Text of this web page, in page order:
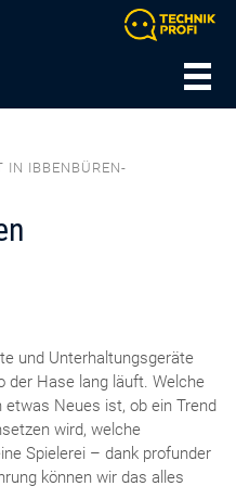
IN IBBENBÜREN-
und Unterhaltungsgeräte
der Hase lang läuft. Welche
Neues ist, ob ein Trend
wird, welche
Spielerei – dank profunder
können wir das alles